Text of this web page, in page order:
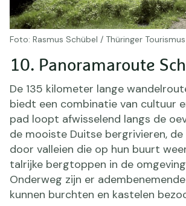
Foto: Rasmus Schübel / Thüringer
10. Panoramaroute
De 135 kilometer lange
biedt een combinatie van cultuur
pad loopt afwisselend langs de
de mooiste Duitse bergrivieren, de
door valleien die op hun buurt
talrijke bergtoppen in de
Onderweg zijn er
kunnen burchten en kastelen